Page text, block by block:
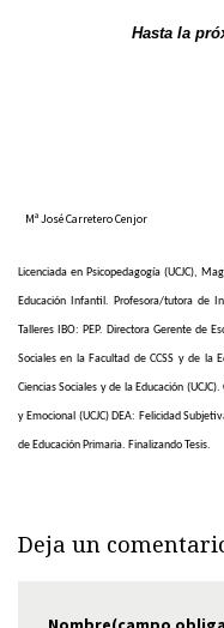
Hasta la
Mª José Carretero Cenjor
Licenciada en Psicopedagogía (UCJC),
Educación Infantil. Profesora/tutora de
Talleres IBO: PEP. Directora Gerente de
Sociales en la Facultad de CCSS y de la
Ciencias Sociales y de la Educación (UCJC).
y Emocional (UCJC) DEA: Felicidad
de Educación Primaria. Finalizando Tesis.
Deja un